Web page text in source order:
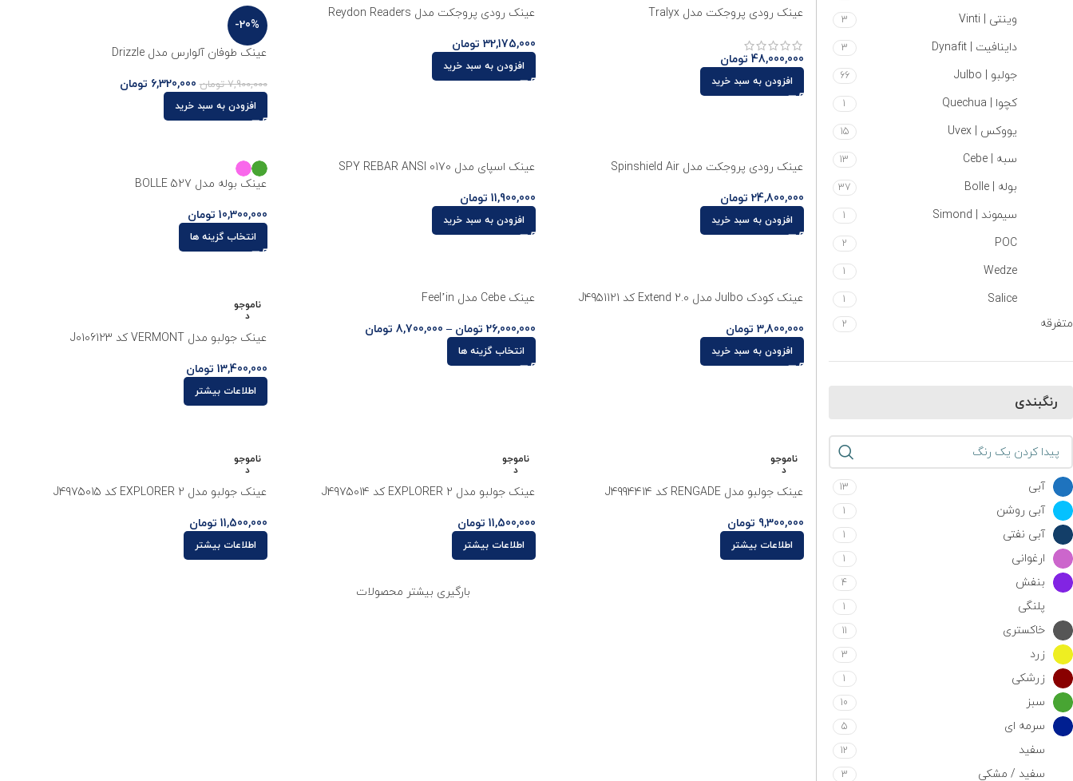
وینتی | Vinti 3
داینافیت | Dynafit 3
جولبو | Julbo 66
کچوا | Quechua 1
یووکس | Uvex 15
سبه | Cebe 13
بوله | Bolle 37
سیموند | Simond 1
POC
2
Wedze
1
Salice
1
متفرقه 2
رنگبندی
آبی 13
آبی روشن 1
آبی نفتی 1
ارغوانی 1
بنفش 4
پلنگی 1
خاکستری 11
زرد 3
زرشکی 1
سبز 10
سرمه ای 5
سفید 12
سفید / مشکی 3
عینک رودی پروجکت مدل Tralyx
48,000,000 تومان
افزودن به سبد خرید
عینک رودی پروجکت مدل Reydon Readers
32,175,000 تومان
افزودن به سبد خرید
-20%
عینک طوفان آلوارس مدل Drizzle
7,900,000 تومان 6,320,000 تومان
افزودن به سبد خرید
عینک رودی پروجکت مدل Spinshield Air
24,800,000 تومان
افزودن به سبد خرید
عینک اسپای مدل SPY REBAR ANSI 0170
11,900,000 تومان
افزودن به سبد خرید
عینک بوله مدل BOLLE 527
10,300,000 تومان
انتخاب گزینه ها
عینک کودک Julbo مدل Extend 2.0 کد J4951121
3,800,000 تومان
افزودن به سبد خرید
عینک Cebe مدل Feel’in
26,000,000 تومان –
8,700,000 تومان
انتخاب گزینه ها
ناموجو
د
عینک جولبو مدل VERMONT کد J0106123
13,400,000 تومان
اطلاعات بیشتر
ناموجو
د
عینک جولبو مدل RENGADE کد J4994414
9,300,000 تومان
اطلاعات بیشتر
ناموجو
د
عینک جولبو مدل EXPLORER 2 کد J4975014
11,500,000 تومان
اطلاعات بیشتر
ناموجو
د
عینک جولبو مدل EXPLORER 2 کد J4975015
11,500,000 تومان
اطلاعات بیشتر
بارگیری بیشتر محصولات